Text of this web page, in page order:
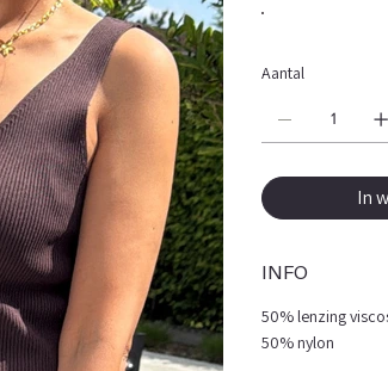
Aantal
In
INFO
50% lenzing
50% nylon